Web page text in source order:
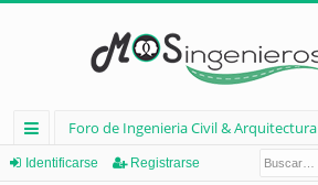
nl
Foro de Ingenieria Civil & Arquitectura
Identificarse Registrarse